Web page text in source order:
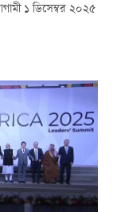
১ ডিসেম্বর ২০২৫